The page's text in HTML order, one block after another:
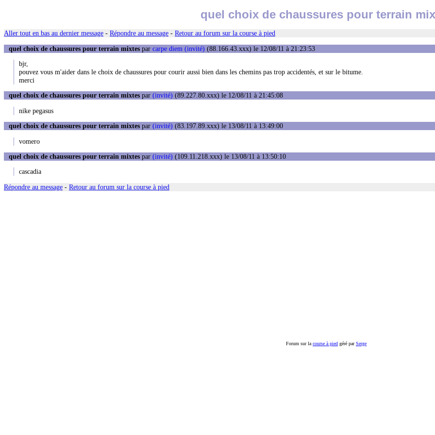
quel choix de chaussures pour terrain
Aller tout en bas au dernier message - Répondre au message - Retour au forum sur la course à pied
quel choix de chaussures pour terrain mixtes par carpe diem (invité) (88.166.43.xxx) le 12/08/11 à 21:23:53
bjr,
pouvez vous m'aider dans le choix de chaussures pour courir aussi bien dans les chemins pas trop accidentés, et sur le bitume.
merci
quel choix de chaussures pour terrain mixtes par (invité) (89.227.80.xxx) le 12/08/11 à 21:45:08
nike pegasus
quel choix de chaussures pour terrain mixtes par (invité) (83.197.89.xxx) le 13/08/11 à 13:49:00
vomero
quel choix de chaussures pour terrain mixtes par (invité) (109.11.218.xxx) le 13/08/11 à 13:50:10
cascadia
Répondre au message - Retour au forum sur la course à pied
Forum sur lacourse à pied géré parSerge